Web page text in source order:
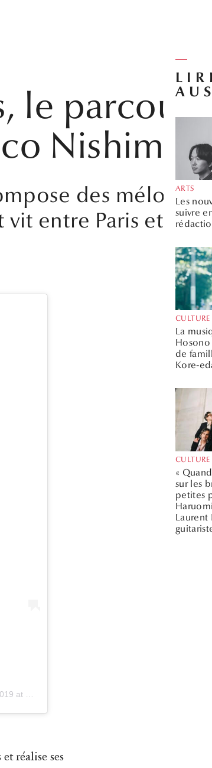
le
des mélodies
entre Paris et
PDT
réalise ses
ARTS
Les
suivre
CULTURE
La
Hosono
de
Kore-
CULTURE
«
sur les
petites
Laurent